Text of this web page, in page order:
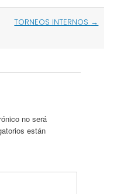
TORNEOS INTERNOS →
no será
están